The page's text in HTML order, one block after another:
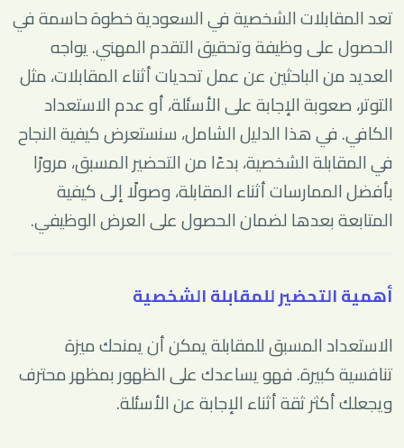
تعد المقابلات الشخصية في السعودية خطوة حاسمة في
الحصول على وظيفة وتحقيق التقدم المهني. يواجه
العديد من الباحثين عن عمل تحديات أثناء المقابلات، مثل
التوتر، صعوبة الإجابة على الأسئلة، أو عدم الاستعداد
الكافي. في هذا الدليل الشامل، سنستعرض كيفية النجاح
في المقابلة الشخصية، بدءًا من التحضير المسبق، مرورًا
بأفضل الممارسات أثناء المقابلة، وصولًا إلى كيفية
المتابعة بعدها لضمان الحصول على العرض الوظيفي.
أهمية التحضير للمقابلة الشخصية
الاستعداد المسبق للمقابلة يمكن أن يمنحك ميزة
تنافسية كبيرة. فهو يساعدك على الظهور بمظهر محترف
ويجعلك أكثر ثقة أثناء الإجابة عن الأسئلة.